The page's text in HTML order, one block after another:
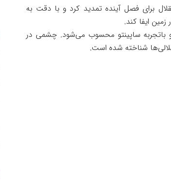
برای فصل آینده تمدید کرد و با دقت به
ایفا کند.
و باتجربه ساپینتو محسوب می‌شود. چشمی در
شناخته شده است.